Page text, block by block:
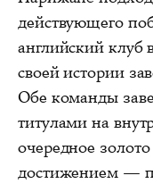
действующего
английский клуб
своей истории
Обе команды
титулами на
очередное
достижением —